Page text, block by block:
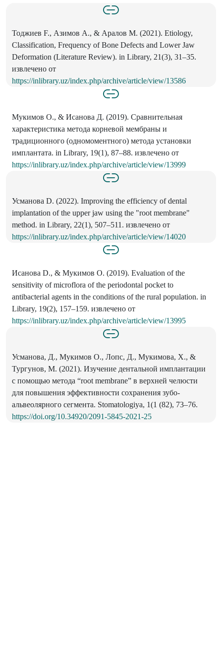
Тоджиев F., Азимов A., & Аралов M. (2021). Etiology,
Classification, Frequency of Bone Defects and Lower Jaw
Deformation (Literature Review). in Library, 21(3), 31–35.
извлечено от
https://inlibrary.uz/index.php/archive/article/view/13586
Мукимов О., & Исанова Д. (2019). Сравнительная
характеристика метода корневой мембраны и
традиционного (одномоментного) метода установки
имплантата. in Library, 19(1), 87–88. извлечено от
https://inlibrary.uz/index.php/archive/article/view/13999
Усманова D. (2022). Improving the efficiency of dental
implantation of the upper jaw using the "root membrane"
method. in Library, 22(1), 507–511. извлечено от
https://inlibrary.uz/index.php/archive/article/view/14020
Исанова D., & Мукимов O. (2019). Evaluation of the
sensitivity of microflora of the periodontal pocket to
antibacterial agents in the conditions of the rural population. in
Library, 19(2), 157–159. извлечено от
https://inlibrary.uz/index.php/archive/article/view/13995
Усманова, Д., Мукимoв O., Лопс, Д., Мукимова, Х., &
Тургунов, М. (2021). Изучение дентальной имплантации
c помощью метода “root membrane” в верхней челюсти
для повышения эффективности сохранения зубо-
альвеолярного сегмента. Stomatologiya, 1(1 (82), 73–76.
https://doi.org/10.34920/2091-5845-2021-25